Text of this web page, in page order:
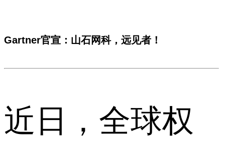
Gartner官宣：山石网科，远见者！
近日，全球权